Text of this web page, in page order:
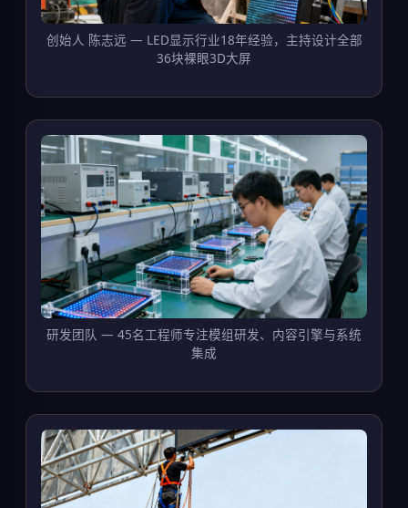
创始人 陈志远 — LED显示行业18年经验，主持设计全部
36块裸眼3D大屏
研发团队 — 45名工程师专注模组研发、内容引擎与系统
集成